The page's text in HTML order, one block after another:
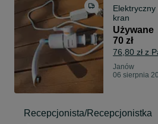
kran
Używane
70 zł
76,80 zł z
Janów
06 sierpnia
Recepcjonista/Recepcjonistka